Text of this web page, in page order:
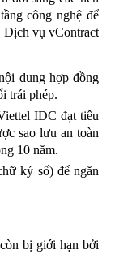
công nghệ để
Dịch vụ vContract
dung hợp đồng
trái phép.
IDC đạt tiêu
sao lưu an toàn
10 năm.
ký số) để ngăn
bị giới hạn bởi